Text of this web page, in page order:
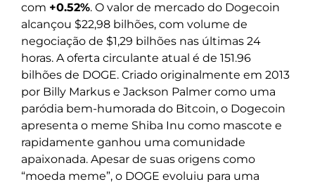
com +0.52%. O valor de mercado do Dogecoin
alcançou $22,98 bilhões, com volume de
negociação de $1,29 bilhões nas últimas 24
horas. A oferta circulante atual é de 151.96
bilhões de DOGE. Criado originalmente em 2013
por Billy Markus e Jackson Palmer como uma
paródia bem-humorada do Bitcoin, o Dogecoin
apresenta o meme Shiba Inu como mascote e
rapidamente ganhou uma comunidade
apaixonada. Apesar de suas origens como
“moeda meme”, o DOGE evoluiu para uma